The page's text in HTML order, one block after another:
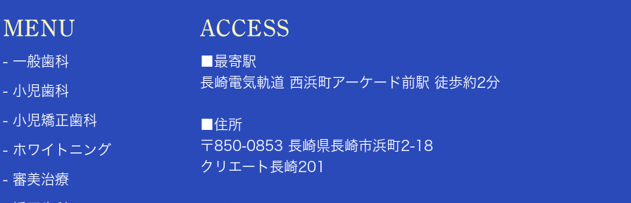
MENU
- 一般歯科
- 小児歯科
- 小児矯正歯科
- ホワイトニング
- 審美治療
ACCESS
■最寄駅
長崎電気軌道 西浜町アーケード前駅 徒歩約2分
■住所
〒850-0853 長崎県長崎市浜町2-18
クリエート長崎201